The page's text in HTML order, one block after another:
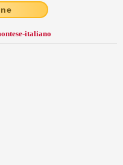
italiano